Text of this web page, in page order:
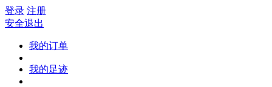
登录 注册
安全退出
我的订单
我的足迹